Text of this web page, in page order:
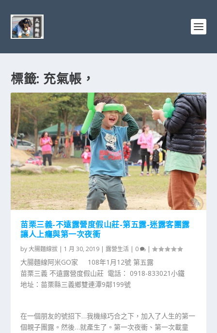
標籤: 充氣帳，
苗栗三義-不遠露營度假山莊-第五露-迷露客團露
讓人上癮與第一次夜衝
by大腸麵線拔 | 1 月 30, 2019 | 露營生活 | 0 |
大腸麵線阿米GO家 108年1月12號 第五露
苗栗三義 不遠露營度假山莊 電話： 0918-833021小鐵
地址：苗栗縣三義鄉雙連潭9鄰199號
在一個朋友的號招下…我機緣巧合之下，加入了人生的第一
個親子團露。然後…就產生了。第一次夜衝、第一次載童